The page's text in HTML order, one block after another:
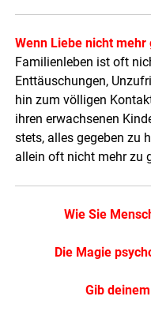
Wenn Liebe nicht mehr
Familienleben ist oft
Enttäuschungen,
hin zum völligen
ihren erwachsenen
stets, alles gegeben zu
allein oft nicht mehr zu
Wie Sie
Die Magie
Gib